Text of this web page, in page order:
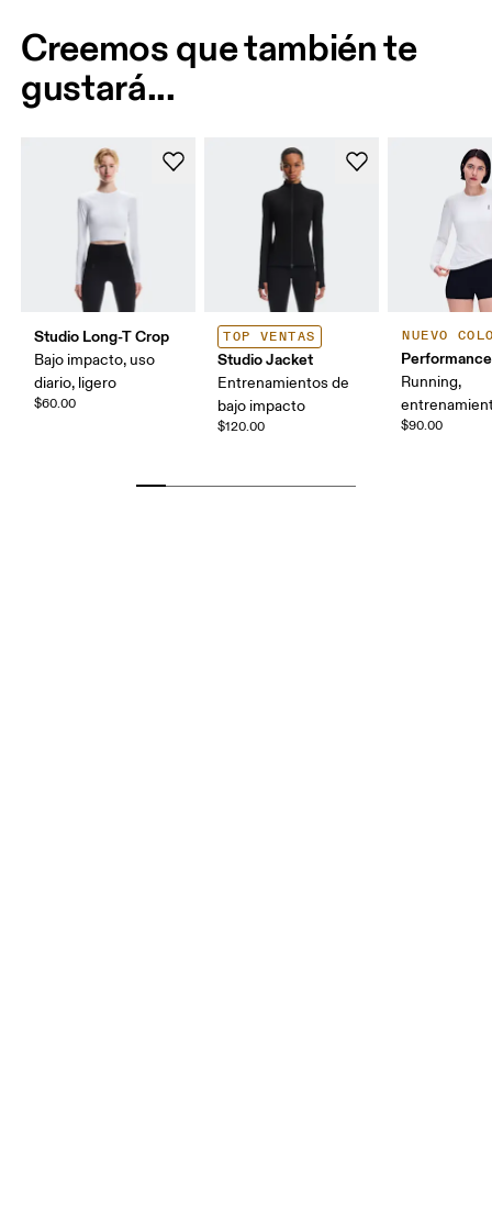
Creemos que también te
gustará...
Studio Long-T Crop
Bajo impacto, uso
diario, ligero
$60.00
TOP VENTAS
Studio Jacket
Entrenamientos de
bajo impacto
$120.00
NUEVO
Running,
$90.00